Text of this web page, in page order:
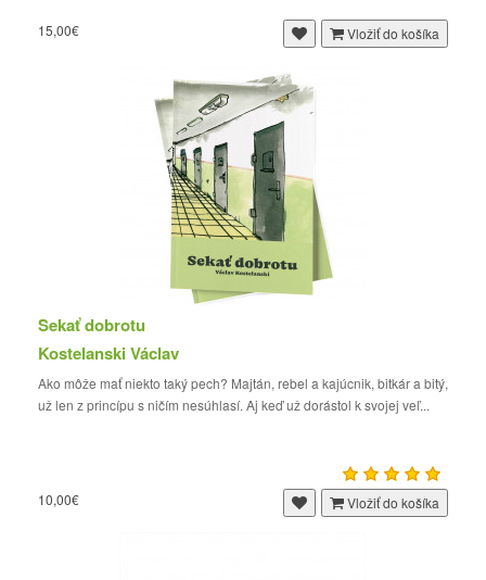
15,00€ Vložiť do košíka
Sekať dobrotu
Kostelanski Václav
Ako môže mať niekto taký pech? Majtán, rebel a kajúcnik, bitkár a bitý,
už len z princípu s ničím nesúhlasí. Aj keď už dorástol k svojej veľ...
10,00€ Vložiť do košíka